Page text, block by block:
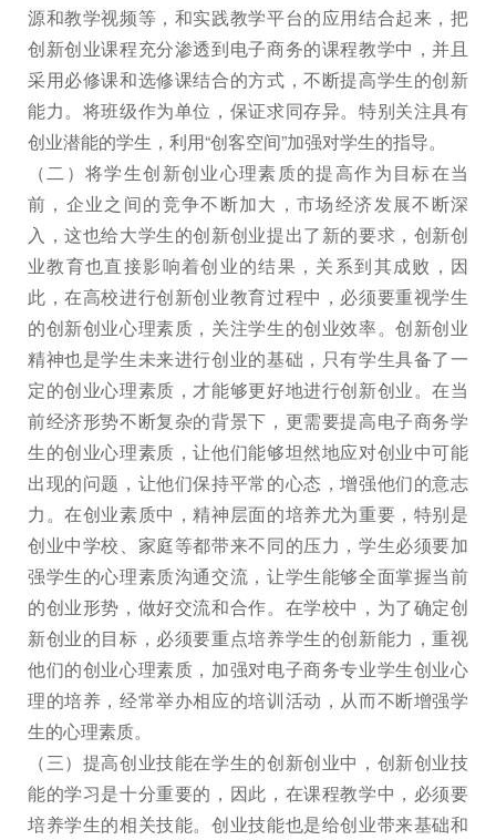
源和教学视频等，和实践教学平台的应用结合起来，把
创新创业课程充分渗透到电子商务的课程教学中，并且
采用必修课和选修课结合的方式，不断提高学生的创新
能力。将班级作为单位，保证求同存异。特别关注具有
创业潜能的学生，利用“创客空间”加强对学生的指导。
（二）将学生创新创业心理素质的提高作为目标在当
前，企业之间的竞争不断加大，市场经济发展不断深
入，这也给大学生的创新创业提出了新的要求，创新创
业教育也直接影响着创业的结果，关系到其成败，因
此，在高校进行创新创业教育过程中，必须要重视学生
的创新创业心理素质，关注学生的创业效率。创新创业
精神也是学生未来进行创业的基础，只有学生具备了一
定的创业心理素质，才能够更好地进行创新创业。在当
前经济形势不断复杂的背景下，更需要提高电子商务学
生的创业心理素质，让他们能够坦然地应对创业中可能
出现的问题，让他们保持平常的心态，增强他们的意志
力。在创业素质中，精神层面的培养尤为重要，特别是
创业中学校、家庭等都带来不同的压力，学生必须要加
强学生的心理素质沟通交流，让学生能够全面掌握当前
的创业形势，做好交流和合作。在学校中，为了确定创
新创业的目标，必须要重点培养学生的创新能力，重视
他们的创业心理素质，加强对电子商务专业学生创业心
理的培养，经常举办相应的培训活动，从而不断增强学
生的心理素质。
（三）提高创业技能在学生的创新创业中，创新创业技
能的学习是十分重要的，因此，在课程教学中，必须要
培养学生的相关技能。创业技能也是给创业带来基础和